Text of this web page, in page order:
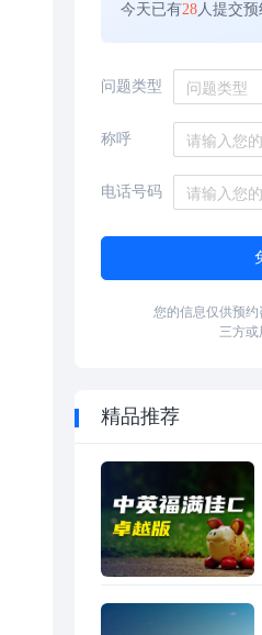
今天已有28人提交预
问题类型 问题类型
称呼
电话号码
您的信息仅供预
三方或
精品推荐